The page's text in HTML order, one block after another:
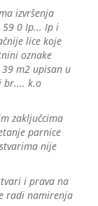
izvršenja
0 Ip... Ip i
lice koje
oznake
m2 upisan u
br.... k.o
zaključcima
parnice
nije
i prava na
radi namirenja